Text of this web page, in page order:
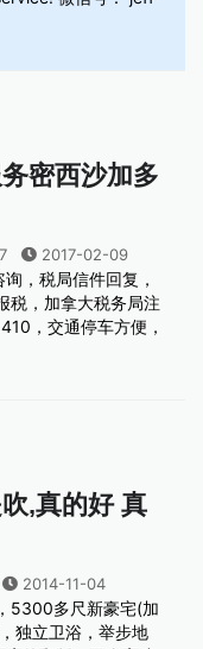
密西沙加多
2017-02-09
，税局信件回复，
税，加拿大税务局注
，交通停车方便，
,真的好 真
2014-11-04
5300多尺新豪宅(加
独立卫浴，举步地